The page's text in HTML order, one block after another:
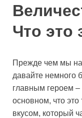
Что это
Прежде чем мы
давайте немного
главным героем
основном, что
вкусом, который